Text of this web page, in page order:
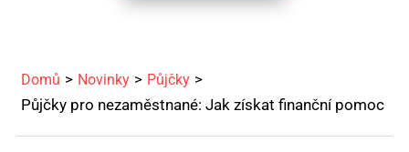
Domů Novinky Půjčky
Půjčky pro nezaměstnané: Jak získat finanční pomoc